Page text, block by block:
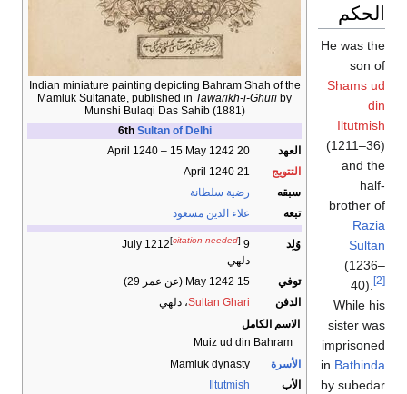
Indian miniature painting depicting Bahram Shah of the
Mamluk Sultanate, published in Tawarikh-i-Ghuri by
Munshi Bulaqi Das Sahib (1881)
6th Sultan of Delhi
العهد
20 April 1240 – 15 May 1242
التتويج
21 April 1240
سبقه
رضية سلطانة
تبعه
علاء الدين مسعود
وُلِد 9 July 1212
[citation needed]
دلهي
توفي
15 May 1242 (عن عمر 29)
الدفن
Sultan Ghari، دلهي
الاسم الكامل
Muiz ud din Bahram
الأسرة
Mamluk dynasty
الأب
Iltutmish
الحكم
He was the
son of
Shams ud
din
Iltutmish
(1211–36)
and the
half-
brother of
Razia
Sultan
(1236–
40).
[2]
While his
sister was
imprisoned
in Bathinda
by subedar